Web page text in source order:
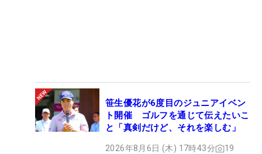
笹生優花が6度目のジュニアイベン
ト開催 ゴルフを通じて伝えたいこ
と「真剣だけど、それを楽しむ」
2026年8月6日 (木) 17時43分 19